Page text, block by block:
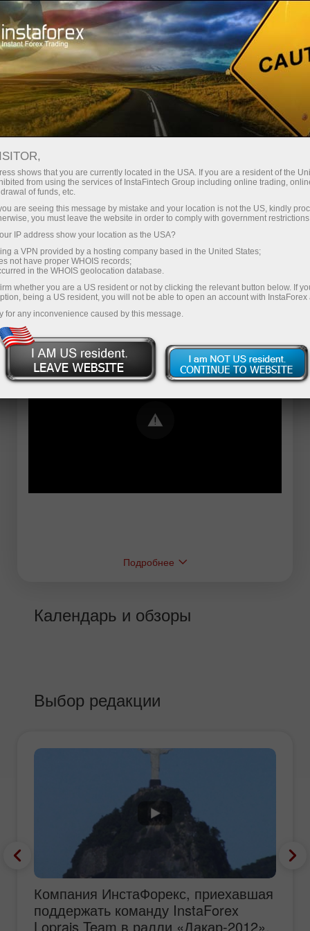
Трейдерам Форекс аналитика
Форекс ТВ
Форекс-видео новости
Error loading YouTube: Video could not be
played
Подробнее
Календарь и обзоры
Выбор редакции
Компания ИнстаФорекс, приехавшая
поддержать команду InstaForex
Loprais Team в ралли «Дакар-2012»,
shows that you are currently located in the USA. If you are a resident of the
from using the services of InstaFintech Group including online trading,
of funds, etc.
are seeing this message by mistake and your location is not the US, kindly
you must leave the website in order to comply with government
IP address show your location as the USA?
a VPN provided by a hosting company based in the United States;
not have proper WHOIS records;
in the WHOIS geolocation database.
whether you are a US resident or not by clicking the relevant button below. If
being a US resident, you will not be able to open an account with InstaForex
for any inconvenience caused by this message.